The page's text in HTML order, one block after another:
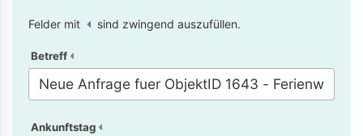
Felder mit sind zwingend auszufüllen.
Betreff
Ankunftstag